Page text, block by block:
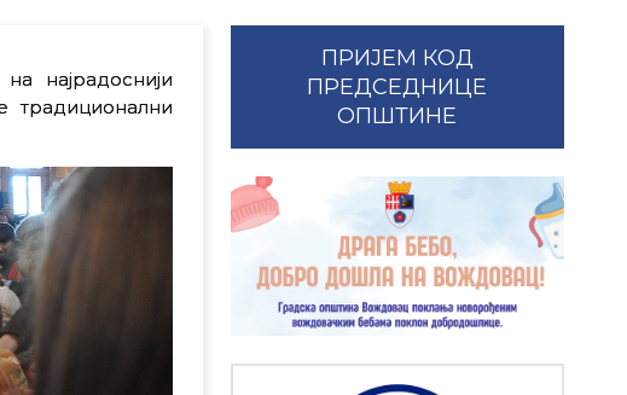
најрадоснији
традиционални
ПРИЈЕМ КОД
ПРЕДСЕДНИЦЕ
ОПШТИНЕ